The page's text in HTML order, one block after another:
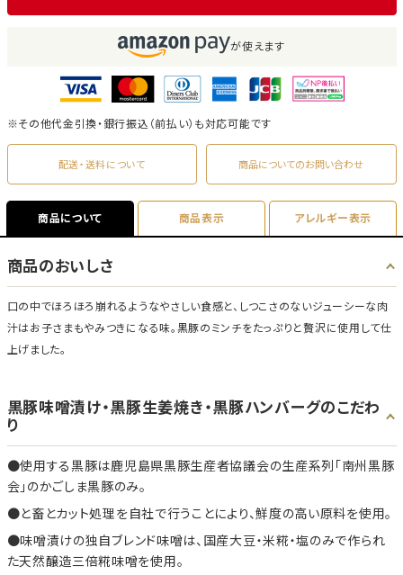
が使えます
※その他代金引換・銀行振込（前払い）も対応可能です
配送・送料について 商品についてのお問い合わせ
商品について 商品表示 アレルギー表示
商品のおいしさ
口の中でほろほろ崩れるようなやさしい食感と、しつこさのないジューシーな肉
汁はお子さまもやみつきになる味。黒豚のミンチをたっぷりと贅沢に使用して仕
上げました。
黒豚味噌漬け・黒豚生姜焼き・黒豚ハンバーグのこだわ
り
使用する黒豚は鹿児島県黒豚生産者協議会の生産系列「南州黒豚
会」のかごしま黒豚のみ。
と畜とカット処理を自社で行うことにより、鮮度の高い原料を使用。
味噌漬けの独自ブレンド味噌は、国産大豆・米糀・塩のみで作られ
た天然醸造三倍糀味噌を使用。